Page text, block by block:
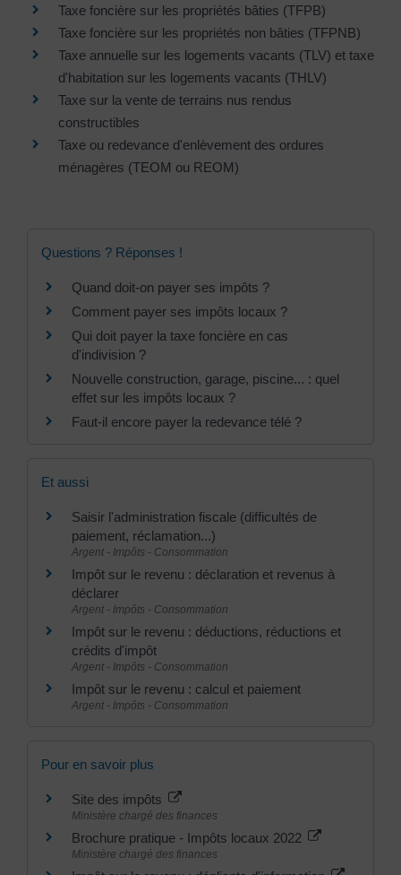
Taxe foncière sur les propriétés bâties (TFPB)
Taxe foncière sur les propriétés non bâties (TFPNB)
Taxe annuelle sur les logements vacants (TLV) et taxe
d'habitation sur les logements vacants (THLV)
Taxe sur la vente de terrains nus rendus
constructibles
Taxe ou redevance d'enlèvement des ordures
ménagères (TEOM ou REOM)
Questions ? Réponses !
Quand doit-on payer ses impôts ?
Comment payer ses impôts locaux ?
Qui doit payer la taxe foncière en cas
d'indivision ?
Nouvelle construction, garage, piscine... : quel
effet sur les impôts locaux ?
Faut-il encore payer la redevance télé ?
Et aussi
Saisir l'administration fiscale (difficultés de
paiement, réclamation...)
Argent - Impôts - Consommation
Impôt sur le revenu : déclaration et revenus à
déclarer
Argent - Impôts - Consommation
Impôt sur le revenu : déductions, réductions et
crédits d'impôt
Argent - Impôts - Consommation
Impôt sur le revenu : calcul et paiement
Argent - Impôts - Consommation
Pour en savoir plus
Site des impôts
Ministère chargé des finances
Brochure pratique - Impôts locaux 2022
Ministère chargé des finances